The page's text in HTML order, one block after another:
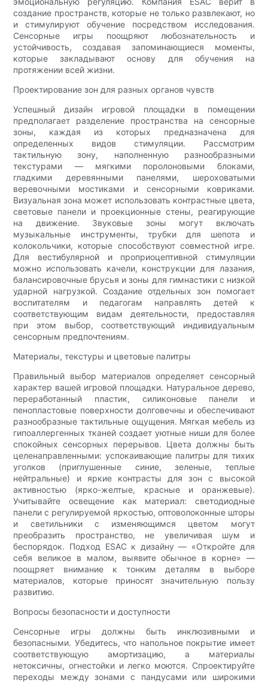
создание пространств, которые не только развлекают, но
и стимулируют обучение посредством исследования.
Сенсорные игры поощряют любознательность и
устойчивость, создавая запоминающиеся моменты,
которые закладывают основу для обучения на
протяжении всей жизни.
Проектирование зон для разных органов чувств
Успешный дизайн игровой площадки в помещении
предполагает разделение пространства на сенсорные
зоны, каждая из которых предназначена для
определенных видов стимуляции. Рассмотрим
тактильную зону, наполненную разнообразными
текстурами — мягкими поролоновыми блоками,
гладкими деревянными панелями, шероховатыми
веревочными мостиками и сенсорными ковриками.
Визуальная зона может использовать контрастные цвета,
световые панели и проекционные стены, реагирующие
на движение. Звуковые зоны могут включать
музыкальные инструменты, трубки для шепота и
колокольчики, которые способствуют совместной игре.
Для вестибулярной и проприоцептивной стимуляции
можно использовать качели, конструкции для лазания,
балансировочные брусья и зоны для гимнастики с низкой
ударной нагрузкой. Создание отдельных зон помогает
воспитателям и педагогам направлять детей к
соответствующим видам деятельности, предоставляя
при этом выбор, соответствующий индивидуальным
сенсорным предпочтениям.
Материалы, текстуры и цветовые палитры
Правильный выбор материалов определяет сенсорный
характер вашей игровой площадки. Натуральное дерево,
переработанный пластик, силиконовые панели и
пенопластовые поверхности долговечны и обеспечивают
разнообразные тактильные ощущения. Мягкая мебель из
гипоаллергенных тканей создает уютные ниши для более
спокойных сенсорных перерывов. Цвета должны быть
целенаправленными: успокаивающие палитры для тихих
уголков (приглушенные синие, зеленые, теплые
нейтральные) и яркие контрасты для зон с высокой
активностью (ярко-желтые, красные и оранжевые).
Учитывайте освещение как материал: светодиодные
панели с регулируемой яркостью, оптоволоконные шторы
и светильники с изменяющимся цветом могут
преобразить пространство, не увеличивая шум и
беспорядок. Подход ESAC к дизайну — «Откройте для
себя великое в малом, выявите обычное в корне» —
поощряет внимание к тонким деталям в выборе
материалов, которые приносят значительную пользу
развитию.
Вопросы безопасности и доступности
Сенсорные игры должны быть инклюзивными и
безопасными. Убедитесь, что напольное покрытие имеет
соответствующую амортизацию, а материалы
нетоксичны, огнестойки и легко моются. Спроектируйте
переходы между зонами с пандусами или широкими